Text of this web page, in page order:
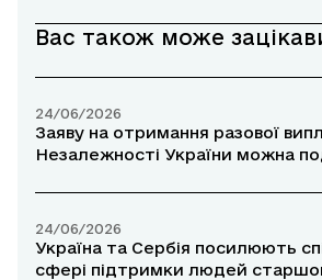
Вас також може
24/06/2026
Заяву на отримання разової
Незалежності України можна
24/06/2026
Україна та Сербія посилюють
сфері підтримки людей